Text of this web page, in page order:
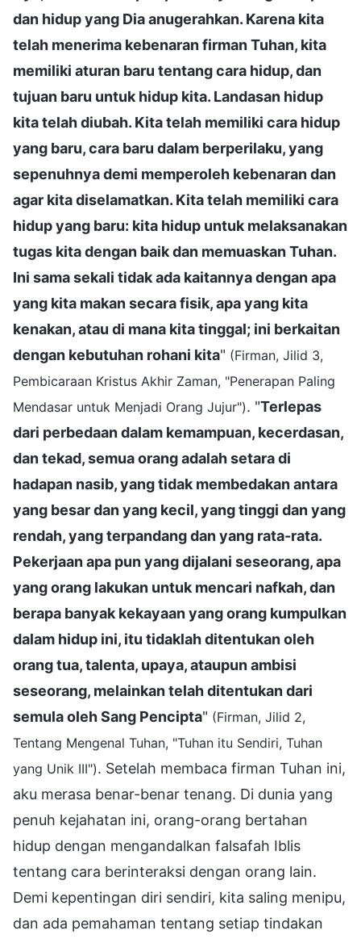
dan hidup yang Dia anugerahkan. Karena kita
telah menerima kebenaran firman Tuhan, kita
memiliki aturan baru tentang cara hidup, dan
tujuan baru untuk hidup kita. Landasan hidup
kita telah diubah. Kita telah memiliki cara hidup
yang baru, cara baru dalam berperilaku, yang
sepenuhnya demi memperoleh kebenaran dan
agar kita diselamatkan. Kita telah memiliki cara
hidup yang baru: kita hidup untuk melaksanakan
tugas kita dengan baik dan memuaskan Tuhan.
Ini sama sekali tidak ada kaitannya dengan apa
yang kita makan secara fisik, apa yang kita
kenakan, atau di mana kita tinggal; ini berkaitan
dengan kebutuhan rohani kita" (Firman, Jilid 3,
Pembicaraan Kristus Akhir Zaman, "Penerapan Paling
Mendasar untuk Menjadi Orang Jujur"). "Terlepas
dari perbedaan dalam kemampuan, kecerdasan,
dan tekad, semua orang adalah setara di
hadapan nasib, yang tidak membedakan antara
yang besar dan yang kecil, yang tinggi dan yang
rendah, yang terpandang dan yang rata-rata.
Pekerjaan apa pun yang dijalani seseorang, apa
yang orang lakukan untuk mencari nafkah, dan
berapa banyak kekayaan yang orang kumpulkan
dalam hidup ini, itu tidaklah ditentukan oleh
orang tua, talenta, upaya, ataupun ambisi
seseorang, melainkan telah ditentukan dari
semula oleh Sang Pencipta" (Firman, Jilid 2,
Tentang Mengenal Tuhan, "Tuhan itu Sendiri, Tuhan
yang Unik III"). Setelah membaca firman Tuhan ini,
aku merasa benar-benar tenang. Di dunia yang
penuh kejahatan ini, orang-orang bertahan
hidup dengan mengandalkan falsafah Iblis
tentang cara berinteraksi dengan orang lain.
Demi kepentingan diri sendiri, kita saling menipu,
dan ada pemahaman tentang setiap tindakan